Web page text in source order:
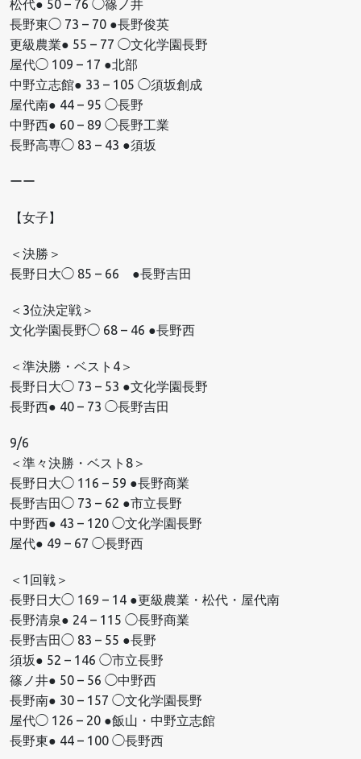
松代● 50 – 76 ◯篠ノ井
長野東◯ 73 – 70 ●長野俊英
更級農業● 55 – 77 ◯文化学園長野
屋代◯ 109 – 17 ●北部
中野立志館● 33 – 105 ◯須坂創成
屋代南● 44 – 95 ◯長野
中野西● 60 – 89 ◯長野工業
長野高専◯ 83 – 43 ●須坂
ーー
【女子】
＜決勝＞
長野日大◯ 85 – 66 ●長野吉田
＜3位決定戦＞
文化学園長野◯ 68 – 46 ●長野西
＜準決勝・ベスト4＞
長野日大◯ 73 – 53 ●文化学園長野
長野西● 40 – 73 ◯長野吉田
9/6
＜準々決勝・ベスト8＞
長野日大◯ 116 – 59 ●長野商業
長野吉田◯ 73 – 62 ●市立長野
中野西● 43 – 120 ◯文化学園長野
屋代● 49 – 67 ◯長野西
＜1回戦＞
長野日大◯ 169 – 14 ●更級農業・松代・屋代南
長野清泉● 24 – 115 ◯長野商業
長野吉田◯ 83 – 55 ●長野
須坂● 52 – 146 ◯市立長野
篠ノ井● 50 – 56 ◯中野西
長野南● 30 – 157 ◯文化学園長野
屋代◯ 126 – 20 ●飯山・中野立志館
長野東● 44 – 100 ◯長野西